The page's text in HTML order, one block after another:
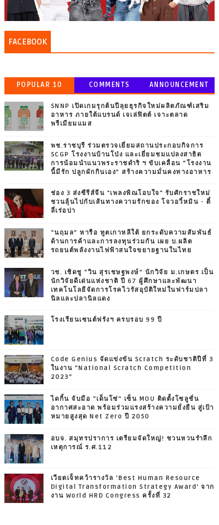
FACEBOOK
POPULAR 10 COMMENTS ANNOUNCEMENT
SNNP เปิดเกมรุกต้นปีลุยธุรกิจใหม่ผลิตภัณฑ์เสริม
อาหาร ภายใต้แบรนด์ เจเล่ฟิตต์ เจาะตลาด
พรีเมียมแมส
พช.ราชบุรี ร่วมตรวจเยี่ยมสถานประกอบกิจการ
SCGP โรงงานบ้านโป่ง และเยี่ยมชมแปลงสาธิต
การน้อมนำแนวพระราชดำริ ฯ ขับเคลื่อน “โรงงาน
นี้มีรัก ปลูกผักกินเอง” สร้างความมั่นคงทางอาหาร
ช่อง 3 ส่งซีรีส์จีน "เพลงพิณโอบใจ" รับศักราชใหม่
ชวนลุ้นไปกับเส้นทางความรักของ โจวอวี๋หมิน - ตี๋
ลี่เร่อปา
“นฤมล” หารือ ทูตเกาหลีใต้ ยกระดับความสัมพันธ์
ด้านการค้าและการลงทุนร่วมกัน เผย บ.ผลิต
รถยนต์พลังงานไฟฟ้าสนใจขยายฐานในไทย
วช. เชิดชู “วิน สุรเชษฐพงษ์” นักวิจัย ม.เกษตร เป็น
นักวิจัยดีเด่นแห่งชาติ ปี 67 ผู้ศึกษาและพัฒนา
เทคโนโลยีจัดการโรคไวรัสอุบัติใหม่ในฟาร์มปลา
นิลและปลานิลแดง
โรงเรียนเซนต์ฟรังฯ ครบรอบ 99 ปี
Code Genius จัดแข่งขัน Scratch ระดับชาติปีที่ 3
ในงาน “National Scratch Competition
2023”
ไดกิ้น จับมือ “เด็นโซ่” เซ็น MOU ติดตั้งโซลูชั่น
อากาศสะอาด พร้อมร่วมแรงสร้างความยั่งยืน สู่เป้า
หมายสูงสุด Net Zero ปี 2050
อบจ. สมุทรปราการ เตรียมจัดใหญ่! ชวนหวนรำลึก
เหตุการณ์ ร.ศ.112
เวียตเจ็ทคว้ารางวัล ‘Best Human Resource
Digital Transformation Strategy Award’ จาก
งาน World HRD Congress ครั้งที่ 32